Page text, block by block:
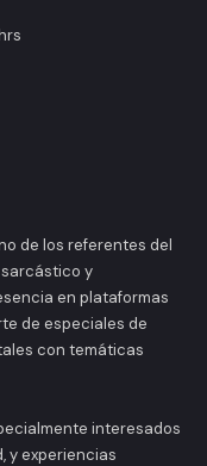
de los referentes del
y
en plataformas
de especiales de
con temáticas
interesados
y experiencias